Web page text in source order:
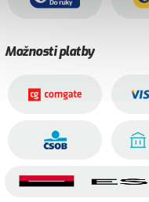
Možnosti platby